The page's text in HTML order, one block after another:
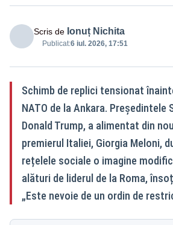
Scris de Ionuț Nichita
Publicat:6 iul. 2026, 17:51
Schimb de replici tensionat
NATO de la Ankara. Președintele
Donald Trump, a alimentat din
premierul Italiei, Giorgia Meloni,
rețelele sociale o imagine
alături de liderul de la Roma,
„Este nevoie de un ordin de